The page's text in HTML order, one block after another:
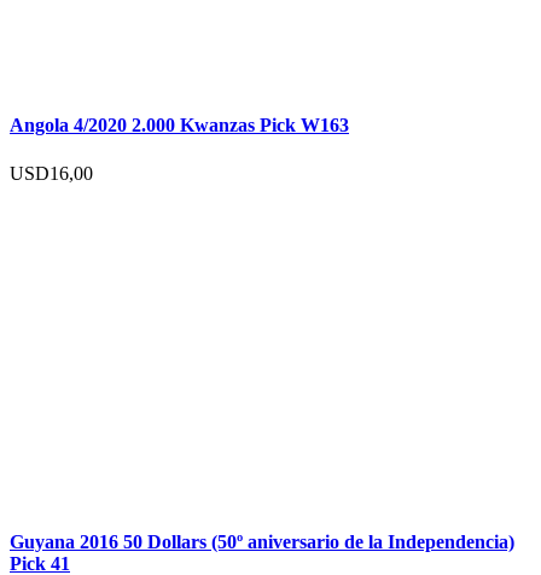
Angola 4/2020 2.000 Kwanzas Pick W163
USD16,00
Guyana 2016 50 Dollars (50º aniversario de la Independencia)
Pick 41